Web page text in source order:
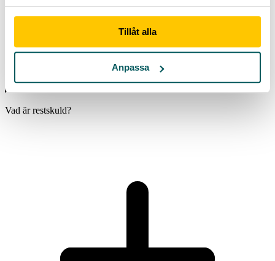
Tillåt alla
Anpassa
här på Advisa.se.
Vanliga frågor och svar – Restskuld
Vad är restskuld?